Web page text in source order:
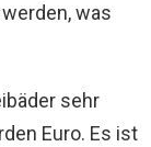
was
sehr
Euro. Es ist